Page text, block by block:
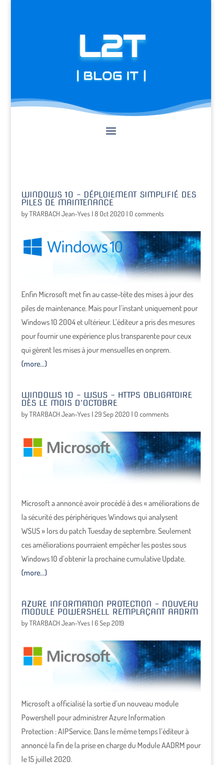
L2T
| BLOG IT |
WINDOWS 10 – DÉPLOIEMENT SIMPLIFIÉ DES
PILES DE MAINTENANCE
byTRARBACH Jean-Yves | 8 Oct 2020 | 0 comments
Enfin Microsoft met fin au casse-tête des mises à jour des
piles de maintenance. Mais pour l’instant uniquement pour
Windows 10 2004 et ultérieur. L’éditeur a pris des mesures
pour fournir une expérience plus transparente pour ceux
qui gèrent les mises à jour mensuelles en onprem.
(more…)
WINDOWS 10 – WSUS – HTTPS OBLIGATOIRE
DÈS LE MOIS D’OCTOBRE
byTRARBACH Jean-Yves | 29 Sep 2020 | 0 comments
Microsoft a annoncé avoir procédé à des « améliorations de
la sécurité des périphériques Windows qui analysent
WSUS » lors du patch Tuesday de septembre. Seulement
ces améliorations pourraient empêcher les postes sous
Windows 10 d’obtenir la prochaine cumulative Update.
(more…)
AZURE INFORMATION PROTECTION – NOUVEAU
MODULE POWERSHELL REMPLAÇANT AADRM
byTRARBACH Jean-Yves | 6 Sep 2019
Microsoft a officialisé la sortie d’un nouveau module
Powershell pour administrer Azure Information
Protection : AIPService. Dans le même temps l’éditeur à
annoncé la fin de la prise en charge du Module AADRM pour
le 15 juillet 2020.